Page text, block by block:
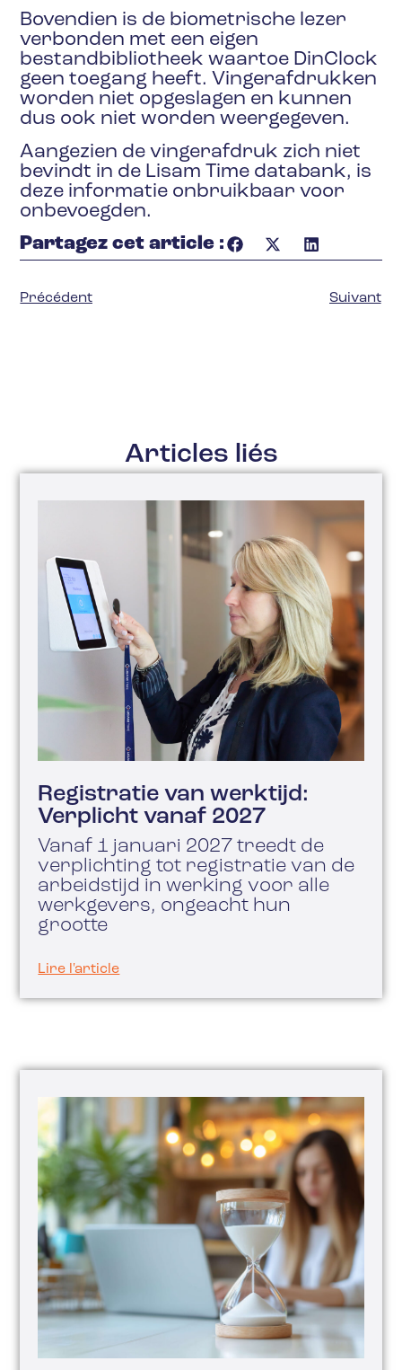
Bovendien is de biometrische lezer
verbonden met een eigen
bestandbibliotheek waartoe DinClock
geen toegang heeft. Vingerafdrukken
worden niet opgeslagen en kunnen
dus ook niet worden weergegeven.
Aangezien de vingerafdruk zich niet
bevindt in de Lisam Time databank, is
deze informatie onbruikbaar voor
onbevoegden.
Partagez cet article :
Précédent Suivant
Articles liés
Registratie van werktijd:
Verplicht vanaf 2027
Vanaf 1 januari 2027 treedt de
verplichting tot registratie van de
arbeidstijd in werking voor alle
werkgevers, ongeacht hun
grootte
Lire l'article